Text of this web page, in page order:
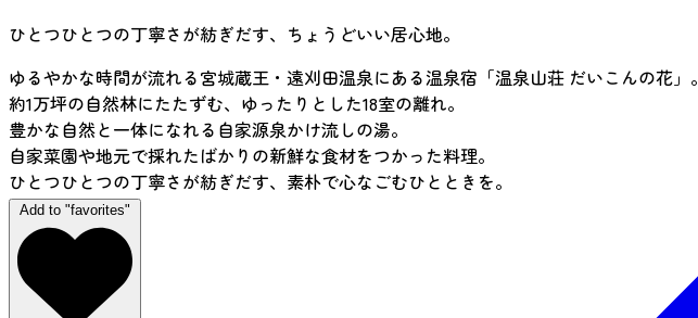
ひとつひとつの丁寧さが紡ぎだす、ちょうどいい居心地。
ゆるやかな時間が流れる宮城蔵王・遠刈田温泉にある温泉宿「温泉山荘 だいこんの花」。
約1万坪の自然林にたたずむ、ゆったりとした18室の離れ。
豊かな自然と一体になれる自家源泉かけ流しの湯。
自家菜園や地元で採れたばかりの新鮮な食材をつかった料理。
ひとつひとつの丁寧さが紡ぎだす、素朴で心なごむひとときを。
Add to "favorites"